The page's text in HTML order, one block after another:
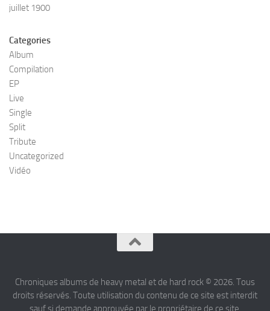
juillet 1900
Categories
Album
Compilation
EP
Live
Single
Split
Tribute
Uncategorized
Vidéo
Chroniques albums de heavy metal et de hard rock © 2026. Tous
droits réservés. Toute utilisation du contenu de ce site est interdit
sauf si demande approuvée par le propriétaire de ce site.